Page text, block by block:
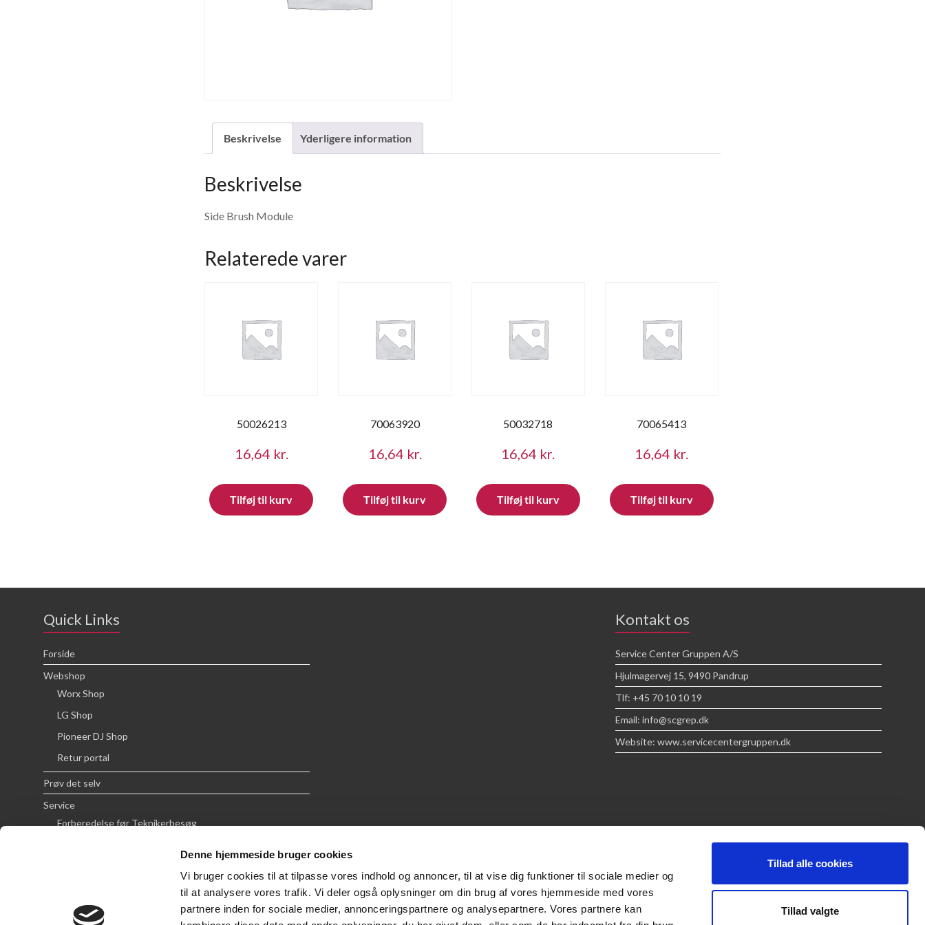
Denne hjemmeside bruger cookies
Vi bruger cookies til at tilpasse vores indhold og annoncer, til at vise dig funktioner til sociale medier og
til at analysere vores trafik. Vi deler også oplysninger om din brug af vores hjemmeside med vores
partnere inden for sociale medier, annonceringspartnere og analysepartnere. Vores partnere kan
Tillad alle cookies
Tillad valgte
Beskrivelse Yderligere information
Beskrivelse
Side Brush Module
Relaterede varer
50026213
16,64 kr.
Tilføj til kurv
70063920
16,64 kr.
Tilføj til kurv
50032718
16,64 kr.
Tilføj til kurv
70065413
16,64 kr.
Tilføj til kurv
Quick Links
Forside
Webshop
Worx Shop
LG Shop
Pioneer DJ Shop
Retur portal
Prøv det selv
Service
Forberedelse før Teknikerbesøg
Handelsbetingelser
Kontakt os
Service Center Gruppen A/S
Hjulmagervej 15, 9490 Pandrup
Tlf: +45 70 10 10 19
Email: info@scgrep.dk
Website: www.servicecentergruppen.dk